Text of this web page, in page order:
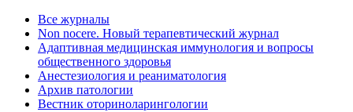
Все журналы
Non nocere. Новый терапевтический журнал
Адаптивная медицинская иммунология и вопросы
общественного здоровья
Анестезиология и реаниматология
Архив патологии
Вестник оториноларингологии